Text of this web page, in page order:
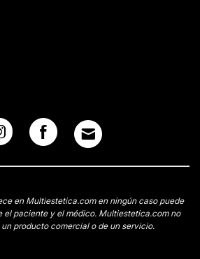
en Multiestetica.com en ningún caso puede
el paciente y el médico. Multiestetica.com no
producto comercial o de un servicio.